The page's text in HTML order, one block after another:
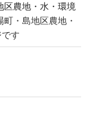
区農地・水・環境
町・島地区農地・
す